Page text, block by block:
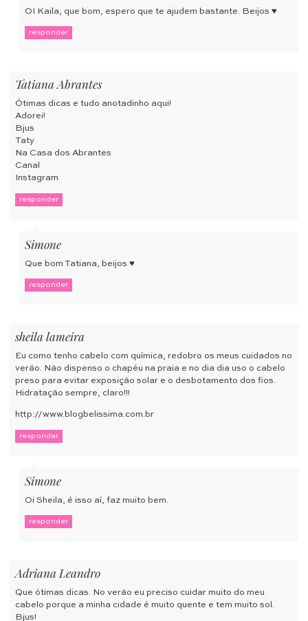
OI Kaila, que bom, espero que te ajudem bastante. Beijos ♥
responder
Tatiana Abrantes
Ótimas dicas e tudo anotadinho aqui!
Adorei!
Bjus
Taty
Na Casa dos Abrantes
Canal
Instagram
responder
Simone
Que bom Tatiana, beijos ♥
responder
sheila lameira
Eu como tenho cabelo com química, redobro os meus cuidados no
verão. Não dispenso o chapéu na praia e no dia dia uso o cabelo
preso para evitar exposição solar e o desbotamento dos fios.
Hidratação sempre, claro!!!
http://www.blogbelissima.com.br
responder
Simone
Oi Sheila, é isso aí, faz muito bem.
responder
Adriana Leandro
Que ótimas dicas. No verão eu preciso cuidar muito do meu
cabelo porque a minha cidade é muito quente e tem muito sol.
Bjus!